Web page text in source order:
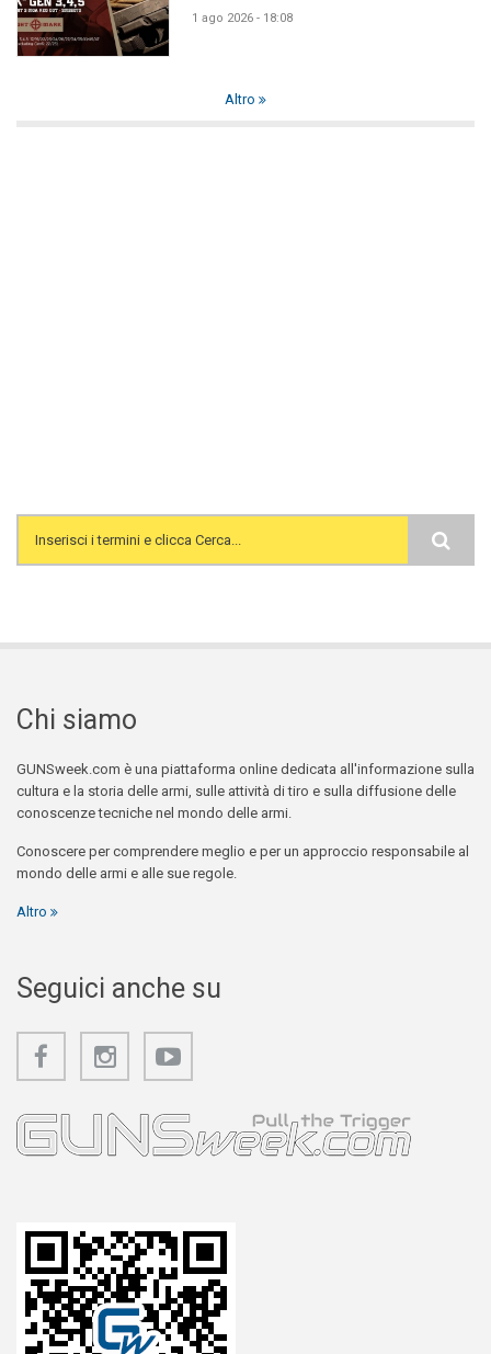
1 ago 2026 - 18:08
Altro
Search form
Chi siamo
GUNSweek.com è una piattaforma online dedicata all'informazione sulla
cultura e la storia delle armi, sulle attività di tiro e sulla diffusione delle
conoscenze tecniche nel mondo delle armi.
Conoscere per comprendere meglio e per un approccio responsabile al
mondo delle armi e alle sue regole.
Altro
Seguici anche su